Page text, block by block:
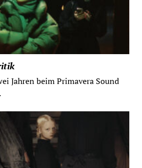
Jahren beim Primavera Sound